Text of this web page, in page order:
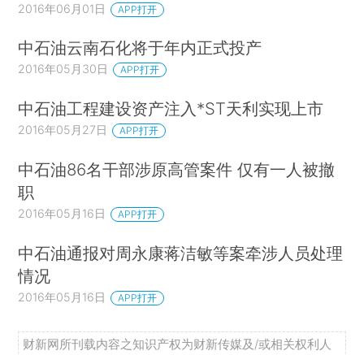
2016年06月01日 APP打开
中石油云南石化将于年内正式投产
2016年05月30日 APP打开
中石油工程建设资产注入*ST天利实现上市
2016年05月27日 APP打开
中石油86名干部涉原高管案件 仅有一人被撤
职
2016年05月16日 APP打开
中石油通报对周永康蒋洁敏等案牵涉人员处理
情况
2016年05月16日 APP打开
财新网所刊载内容之知识产权为财新传媒及/或相关权利人